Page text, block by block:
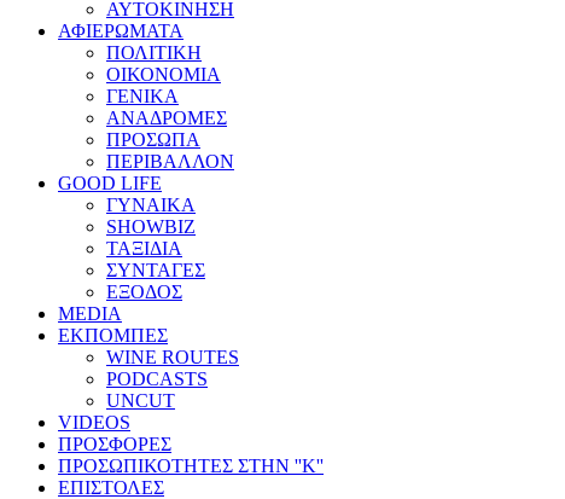
ΑΥΤΟΚΙΝΗΣΗ
ΑΦΙΕΡΩΜΑΤΑ
ΠΟΛΙΤΙΚΗ
ΟΙΚΟΝΟΜΙΑ
ΓΕΝΙΚΑ
ΑΝΑΔΡΟΜΕΣ
ΠΡΟΣΩΠΑ
ΠΕΡΙΒΑΛΛΟΝ
GOOD LIFE
ΓΥΝΑΙΚΑ
SHOWBIZ
ΤΑΞΙΔΙΑ
ΣΥΝΤΑΓΕΣ
ΕΞΟΔΟΣ
MEDIA
ΕΚΠΟΜΠΕΣ
WINE ROUTES
PODCASTS
UNCUT
VIDEOS
ΠΡΟΣΦΟΡΕΣ
ΠΡΟΣΩΠΙΚΟΤΗΤΕΣ ΣΤΗΝ ''Κ''
ΕΠΙΣΤΟΛΕΣ